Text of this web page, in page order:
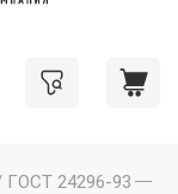
ГОСТ 24296-93